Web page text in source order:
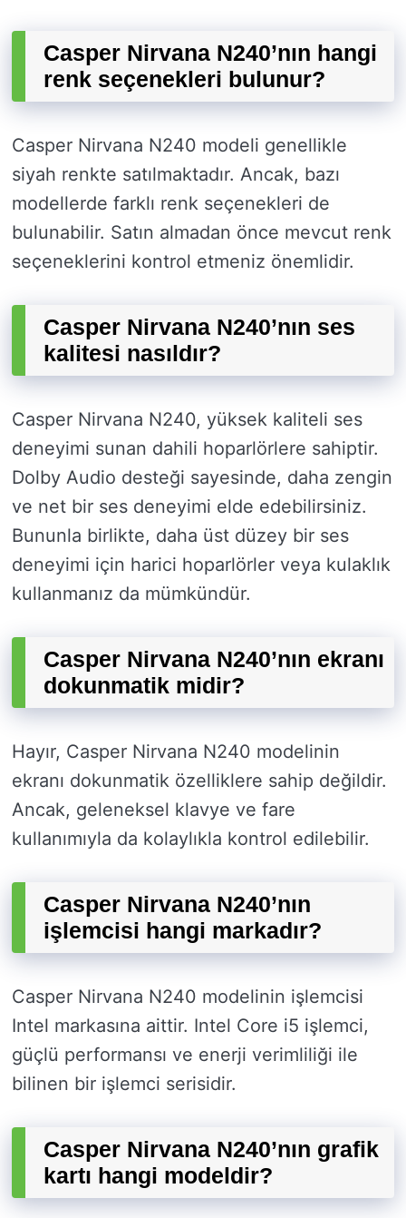
Casper Nirvana N240’nın hangi
renk seçenekleri bulunur?
Casper Nirvana N240 modeli genellikle
siyah renkte satılmaktadır. Ancak, bazı
modellerde farklı renk seçenekleri de
bulunabilir. Satın almadan önce mevcut renk
seçeneklerini kontrol etmeniz önemlidir.
Casper Nirvana N240’nın ses
kalitesi nasıldır?
Casper Nirvana N240, yüksek kaliteli ses
deneyimi sunan dahili hoparlörlere sahiptir.
Dolby Audio desteği sayesinde, daha zengin
ve net bir ses deneyimi elde edebilirsiniz.
Bununla birlikte, daha üst düzey bir ses
deneyimi için harici hoparlörler veya kulaklık
kullanmanız da mümkündür.
Casper Nirvana N240’nın ekranı
dokunmatik midir?
Hayır, Casper Nirvana N240 modelinin
ekranı dokunmatik özelliklere sahip değildir.
Ancak, geleneksel klavye ve fare
kullanımıyla da kolaylıkla kontrol edilebilir.
Casper Nirvana N240’nın
işlemcisi hangi markadır?
Casper Nirvana N240 modelinin işlemcisi
Intel markasına aittir. Intel Core i5 işlemci,
güçlü performansı ve enerji verimliliği ile
bilinen bir işlemci serisidir.
Casper Nirvana N240’nın grafik
kartı hangi modeldir?